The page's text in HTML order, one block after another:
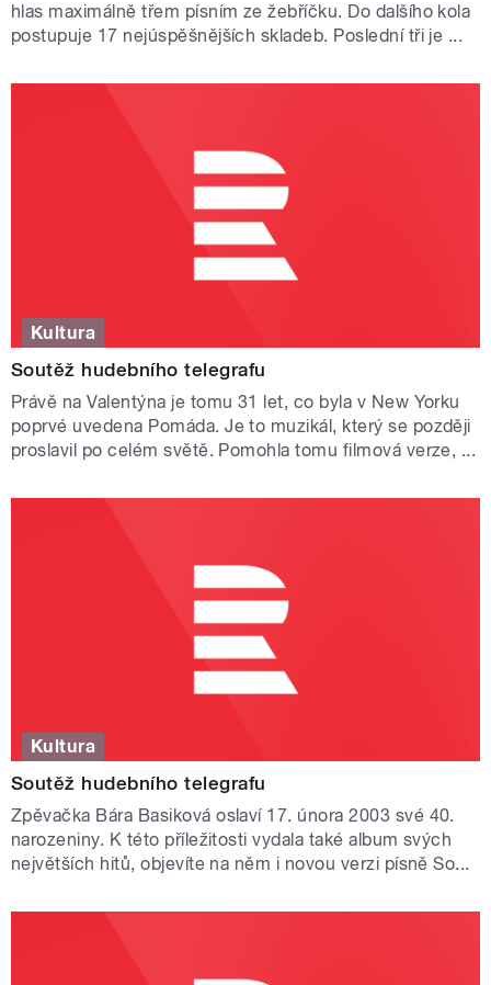
hlas maximálně třem písním ze žebříčku. Do dalšího kola
postupuje 17 nejúspěšnějších skladeb. Poslední tři je ...
Kultura
Soutěž hudebního telegrafu
Právě na Valentýna je tomu 31 let, co byla v New Yorku
poprvé uvedena Pomáda. Je to muzikál, který se později
proslavil po celém světě. Pomohla tomu filmová verze, ...
Kultura
Soutěž hudebního telegrafu
Zpěvačka Bára Basiková oslaví 17. února 2003 své 40.
narozeniny. K této příležitosti vydala také album svých
největších hitů, objevíte na něm i novou verzi písně So...